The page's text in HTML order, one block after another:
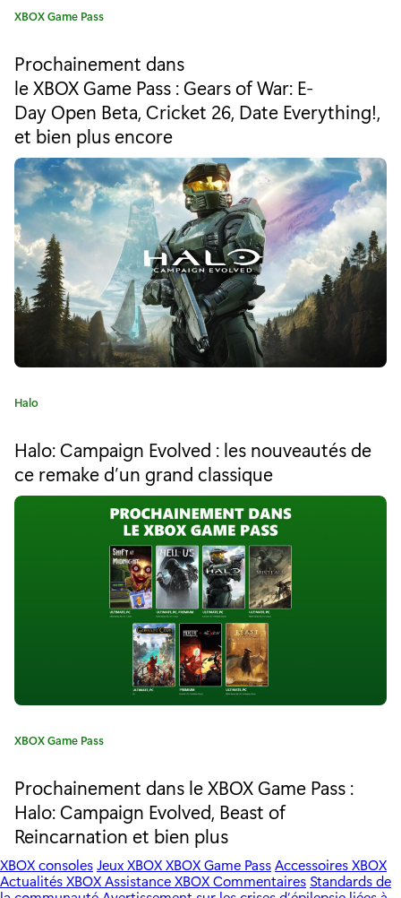
i
n
e
m
e
n
t
d
a
l
e
X
b
o
x
G
a
m
P
a
s
s
C
é
g
o
i
e
XBOX Game Pass
Prochainement dans
le XBOX Game Pass : Gears of War: E-
Day Open Beta, Cricket 26, Date Everything!,
et bien plus encore
C
é
g
o
Halo
Halo: Campaign Evolved : les nouveautés de
ce remake d’un grand classique
C
é
g
o
i
e
XBOX Game Pass
Prochainement dans le XBOX Game Pass :
Halo: Campaign Evolved, Beast of
Reincarnation et bien plus
XBOX consolesJeux XBOXXBOX Game PassAccessoires XBOX
Actualités XBOXAssistance XBOXCommentaires Standards de